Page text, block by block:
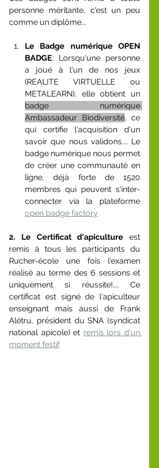
personne méritante, c'est un peu
comme un diplôme...
Le Badge numérique OPEN
BADGE: Lorsqu'une personne
a joué à l'un de nos jeux
(REALITE VIRTUELLE ou
badge numérique
Ambassadeur Biodiversité, ce
qui certifie l'acquisition d'un
savoir que nous validons.... Le
badge numérique nous permet
de créer une communauté en
ligne, déjà forte de 1520
membres qui peuvent s'inter-
open badge factory
2. Le Certificat d'apiculture est
remis à tous les participants du
Rucher-école une fois l'examen
réalisé au terme des 6 sessions et
uniquement si réussite!.... Ce
certificat est signé de l'apiculteur
enseignant mais aussi de Frank
Alétru, président du SNA (syndicat
national apicole) et remis lors d'un
moment festif